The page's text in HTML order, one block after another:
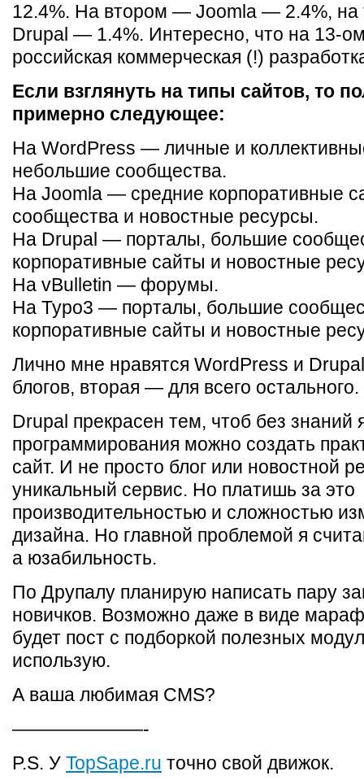
12.4%. На втором — Joomla — 2.4%,
Drupal — 1.4%. Интересно, что на 13-
российская коммерческая (!)
Если взглянуть на типы сайтов, то
примерно следующее:
На WordPress — личные и
небольшие сообщества.
На Joomla — средние корпоративные
сообщества и новостные ресурсы.
На Drupal — порталы, большие
корпоративные сайты и новостные
На vBulletin — форумы.
На Typo3 — порталы, большие
корпоративные сайты и новостные
Лично мне нравятся WordPress и
блогов, вторая — для всего остального.
Drupal прекрасен тем, чтоб без знаний
программирования можно создать
сайт. И не просто блог или новостной
уникальный сервис. Но платишь за это
производительностью и сложностью
дизайна. Но главной проблемой я
а юзабильность.
По Друпалу планирую написать пару
новичков. Возможно даже в виде
будет пост с подборкой полезных
использую.
А ваша любимая CMS?
———————-
P.S. У TopSape.ru точно свой движок.